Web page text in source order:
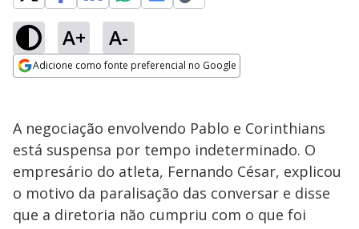
A+ A-
Adicione como fonte preferencial no Google
A negociação envolvendo Pablo e Corinthians
está suspensa por tempo indeterminado. O
empresário do atleta, Fernando César, explicou
o motivo da paralisação das conversar e disse
que a diretoria não cumpriu com o que foi